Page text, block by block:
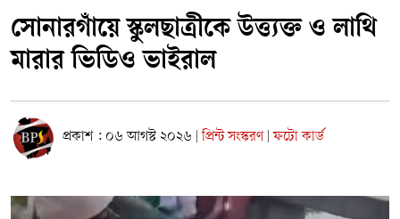
সোনারগাঁয়ে স্কুলছাত্রীকে উত্ত্যক্ত ও লাথি
মারার ভিডিও ভাইরাল
প্রকাশ : ০৬ আগস্ট ২০২৬ প্রিন্ট সংস্করণ ফটো কার্ড